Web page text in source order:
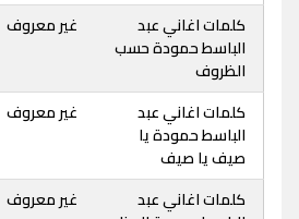
كلمات اغاني عبد
الباسط حمودة حسب
الظروف
غير معروف
كلمات اغاني عبد
الباسط حمودة يا
صيف يا صيف
غير معروف
كلمات اغاني عبد
غير معروف